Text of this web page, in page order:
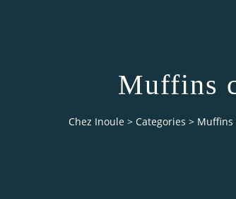
Muffins
Chez Inoule > Categories > Muffins